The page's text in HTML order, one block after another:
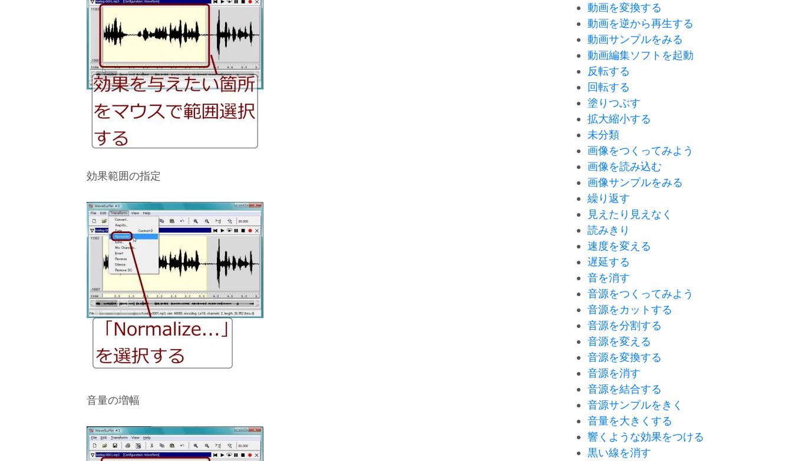
効果範囲の指定
音量の増幅
動画を変換する
動画を逆から再生する
動画サンプルをみる
動画編集ソフトを起動
反転する
回転する
塗りつぶす
拡大縮小する
未分類
画像をつくってみよう
画像を読み込む
画像サンプルをみる
繰り返す
見えたり見えなく
読みきり
速度を変える
遅延する
音を消す
音源をつくってみよう
音源をカットする
音源を分割する
音源を変える
音源を変換する
音源を消す
音源を結合する
音源サンプルをきく
音量を大きくする
響くような効果をつける
黒い線を消す